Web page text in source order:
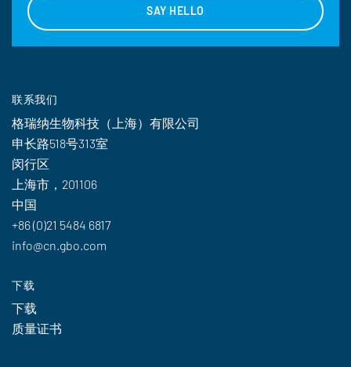
SAY HELLO
联系我们
格瑞纳生物科技（上海）有限公司
申长路518号313室
闵行区
上海市，201106
中国
+86 (0)21 5484 6817
info@cn.gbo.com
下载
下载
质量证书